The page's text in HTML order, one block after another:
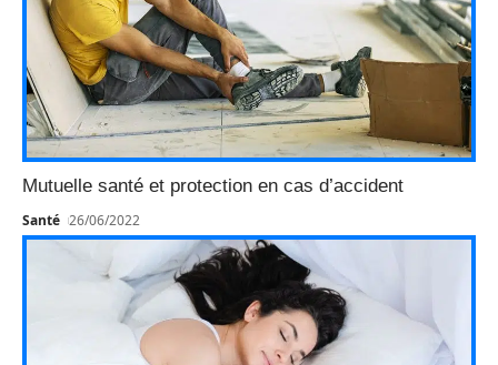
Mutuelle santé et protection en cas d’accident
Santé 26/06/2022